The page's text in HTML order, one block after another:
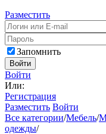
Разместить
Запомнить
Войти
Войти
Или:
Регистрация
Разместить Войти
Все категории/Мебель/
одежды/